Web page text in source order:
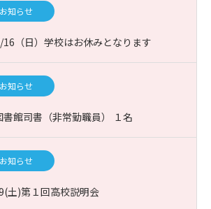
お知らせ
（日）学校はお休みとなります
お知らせ
書館司書（非常勤職員） １名
お知らせ
土)第１回高校説明会